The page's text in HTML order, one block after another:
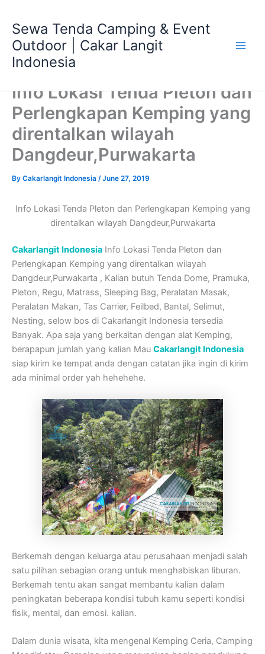
content
Sewa Tenda Camping & Event
Outdoor | Cakar Langit
Indonesia
Info Lokasi Tenda Pleton dan
Perlengkapan Kemping yang
direntalkan wilayah
Dangdeur,Purwakarta
By Cakarlangit Indonesia /June 27, 2019
Info Lokasi Tenda Pleton dan Perlengkapan Kemping yang
direntalkan wilayah Dangdeur,Purwakarta
Cakarlangit Indonesia Info Lokasi Tenda Pleton dan
Perlengkapan Kemping yang direntalkan wilayah
Dangdeur,Purwakarta , Kalian butuh Tenda Dome, Pramuka,
Pleton, Regu, Matrass, Sleeping Bag, Peralatan Masak,
Peralatan Makan, Tas Carrier, Feilbed, Bantal, Selimut,
Nesting, selow bos di Cakarlangit Indonesia tersedia
Banyak. Apa saja yang berkaitan dengan alat Kemping,
berapapun jumlah yang kalian Mau Cakarlangit Indonesia
siap kirim ke tempat anda dengan catatan jika ingin di kirim
ada minimal order yah hehehehe.
Berkemah dengan keluarga atau perusahaan menjadi salah
satu pilihan sebagian orang untuk menghabiskan liburan.
Berkemah tentu akan sangat membantu kalian dalam
peningkatan beberapa kondisi tubuh kamu seperti kondisi
fisik, mental, dan emosi. kalian.
Dalam dunia wisata, kita mengenal Kemping Ceria, Camping